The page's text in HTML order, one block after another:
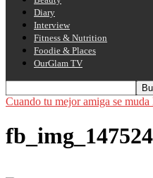
Diary
Interview
Fitness & Nutrition
Foodie & Places
OurGlam TV
Cuando tu mejor amiga se muda